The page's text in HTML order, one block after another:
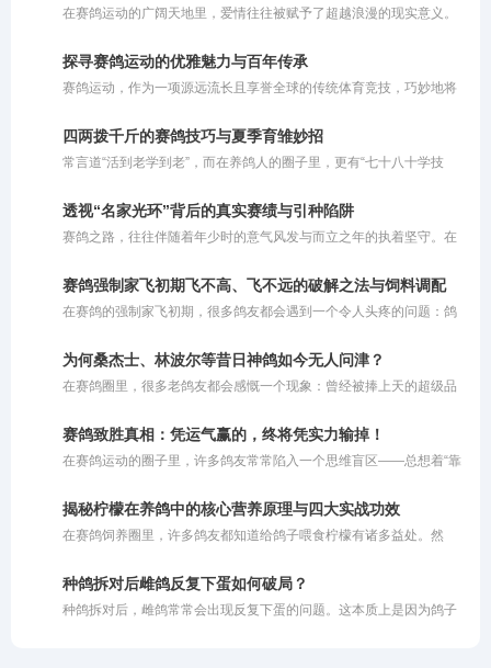
在赛鸽运动的广阔天地里，爱情往往被赋予了超越浪漫的现实意义。
而对于赛鸽来说，爱情恰恰是它们冲破云霄、拼命飞回巢穴的最强引
擎。在比利时鸽界备受推崇的“鳏夫制”比赛策略中，正是对伴侣那份
深深的眷恋，被巧妙地转化为了赛场上锐不可当的归巢渴望。
探寻赛鸽运动的优雅魅力与百年传承
赛鸽运动，作为一项源远流长且享誉全球的传统体育竞技，巧妙地将
发力定胜负，而是对鸽子与生俱来的归巢本能、持久耐力以及精准方
向感的深度考量。同时，它也是一场考验鸽主科学饲养与训练策略的
综合较量，完美诠释了人与自然和谐共舞的竞技美学。在现代竞翔体
力、智慧与团队协作于一体的优雅盛会。
四两拨千斤的赛鸽技巧与夏季育雏妙招
常言道“活到老学到老”，而在养鸽人的圈子里，更有“七十八十学技
研超出自身脑力和体能极限的繁杂办法。其实不然，这里所说的“技
巧”，更多是指一种**“四两拨千斤”的智慧与策略**。对于年长的鸽友
而言，由于精力和体能的限制，养鸽方式理应顺势而为，巧妙借力。
透视“名家光环”背后的真实赛绩与引种陷阱
赛鸽之路，往往伴随着年少时的意气风发与而立之年的执着坚守。在
袭，甚至从月薪五千的普通人摇身一变成为身价百万的养殖基地老
板。这些真实的成功案例，无疑给广大养鸽人注入了一剂强心针。然
而，随着赛鸽运动的商业化，圈子里也滋生出诸多乱象。昨晚，一位
鸽子飞得好，还独创了一套“免费让别人交费参赛，再拍回奖鸽”的运
竟隐藏着多少真实实力与宣传套
赛鸽强制家飞初期飞不高、飞不远的破解之法与饲料调配
在赛鸽的强制家飞初期，很多鸽友都会遇到一个令人头疼的问题：鸽
成：一是夏季高温炎热；二是赛鸽的气囊功能尚未完全打开；三是鸽
子之前没有经历过高强度的飞行训练，体能储备不足。
为何桑杰士、林波尔等昔日神鸽如今无人问津？
在赛鸽圈里，很多老鸽友都会感慨一个现象：曾经被捧上天的超级品
不可多得的快速鸽，但是为什么现在没人提了呢？这背后折射出的，
其实是赛鸽市场残酷的商业运作规律。
赛鸽致胜真相：凭运气赢的，终将凭实力输掉！
在赛鸽运动的圈子里，许多鸽友常常陷入一个思维盲区——总想着“靠
金，最终一定会因为自身实力不足而亏出去。简而言之，即便你的鸽
子偶然飞出了好成绩，但如果你自身的养鸽水平和综合实力不够，很
容易在后续的比赛中赔回去。一味依赖运气去打比赛，注定无法在这
揭秘柠檬在养鸽中的核心营养原理与四大实战功效
在赛鸽饲养圈里，许多鸽友都知道给鸽子喂食柠檬有诸多益处。然
这种粗放的投喂方式未能充分挖掘柠檬的潜藏价值。柠檬之所以在禽
类养殖中备受推崇，背后有着扎实的营养学支撑。若不明就里地盲目
使用，不仅会白白浪费优质资源的核心功效，甚至可能因浓度过高或
种鸽拆对后雌鸽反复下蛋如何破局？
种鸽拆对后，雌鸽常常会出现反复下蛋的问题。这本质上是因为鸽子